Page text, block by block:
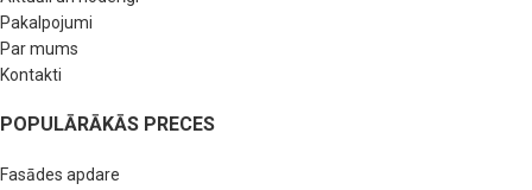
Pakalpojumi
Par mums
Kontakti
POPULĀRĀKĀS PRECES
Fasādes apdare